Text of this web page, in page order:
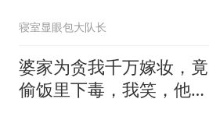
寝室显眼包大队长
婆家为贪我千万嫁妆，竟
偷饭里下毒，我笑，他们